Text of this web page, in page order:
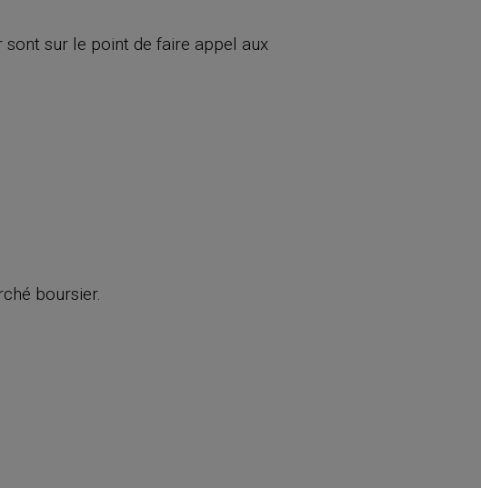
sont sur le point de faire appel aux
boursier.